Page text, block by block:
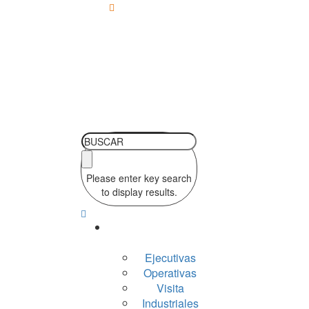
Please enter key search
to display results.
Ejecutivas
Operativas
Visita
Industriales